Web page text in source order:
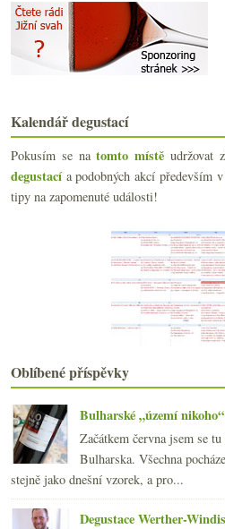
Fajn cava a další dvě saké do
Fino Jarana a levnější repliky
Fajn červená Montemercurio z
Moravská vína do Číny, pití z
Deset různorodých vín z Loiry
Štíhlý a naopak velmi opulentní
Italská nuda a sada vzorků z
Degustační narozeniny Vinného
Anglické bubliny, domací
Rodič Furmintu, nejlepší bílé
Dvě fajn saké za rozumný peníz
Stefano Amerighi a jeho Syrah
Biodynamické Champagne,
Proč v Somló nedělat červená
Jarní sherry a komiks pro
Templářská pokuta,
►února
►ledna (22)
►2016(250)
2015(251)
►2014
►2013(249)
Kalendář degustací
Pokusím se natomto místě udržovat
degustacía podobných akcí především
tipy na zapomenuté události!
Oblíbené příspěvky
Bulharské „území
Začátkem června jsem se
Bulharska. Všechna
stejně jako dnešní vzorek, a pro...
Degustace Werther-